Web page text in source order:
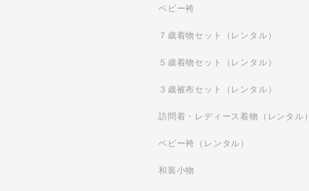
ベビー袴
７歳着物セット（レンタル）
５歳着物セット（レンタル）
３歳被布セット（レンタル）
訪問着・レディース着物（レンタル）
ベビー袴（レンタル）
和装小物